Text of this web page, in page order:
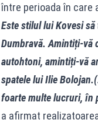
între perioada în care
Este stilul lui Kovesi
Dumbravă. Amintiți-vă
autohtoni, amintiți-vă
spatele lui Ilie
foarte multe lucruri, în
a afirmat